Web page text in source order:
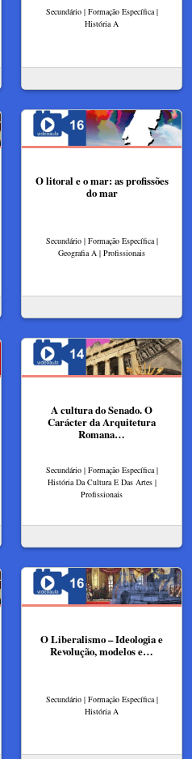
Secundário | Formação Específica |
História A
O litoral e o mar: as profissões
do mar
Secundário | Formação Específica |
Geografia A | Profissionais
A cultura do Senado. O
Carácter da Arquitetura
Romana…
Secundário | Formação Específica |
História Da Cultura E Das Artes |
Profissionais
O Liberalismo – Ideologia e
Revolução, modelos e…
Secundário | Formação Específica |
História A